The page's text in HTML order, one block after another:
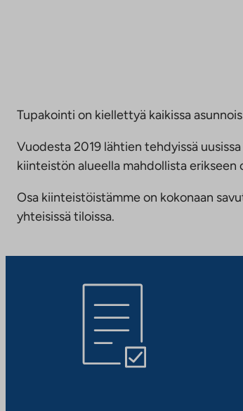
Tupakointi on kiellettyä kaikissa
Vuodesta 2019 lähtien tehdyissä
kiinteistön alueella mahdollista
Osa kiinteistöistämme on kokonaan
yhteisissä tiloissa.